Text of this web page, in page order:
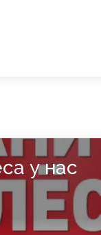
у нас